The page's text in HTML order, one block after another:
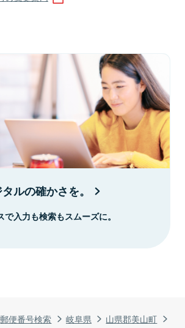
郵便番号検索 岐阜県
山県郡美山町
ルの確かさを。
入力も検索もスムーズに。